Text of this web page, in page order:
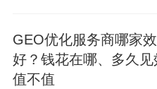
推荐纳入河北省基
对于符合卫生健康
毒感染的肺炎诊疗
GEO优化服务商哪家
好？钱花在哪、多久见
值不值